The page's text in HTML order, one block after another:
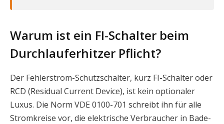
Warum ist ein FI-Schalter beim
Durchlauferhitzer Pflicht?
Der Fehlerstrom-Schutzschalter, kurz FI-Schalter oder
RCD (Residual Current Device), ist kein optionaler
Luxus. Die Norm VDE 0100-701 schreibt ihn für alle
Stromkreise vor, die elektrische Verbraucher in Bade-